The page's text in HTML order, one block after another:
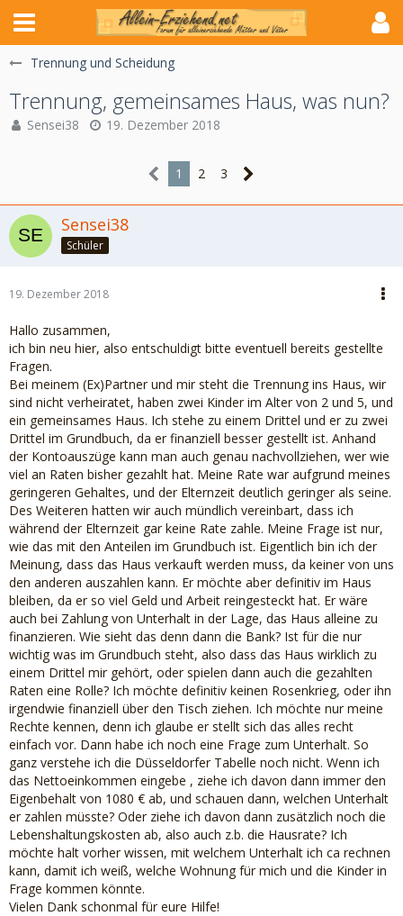
Trennung und Scheidung
Trennung, gemeinsames Haus, was nun?
Sensei38 19. Dezember 2018
1 2 3
Sensei38
Schüler
19. Dezember 2018
Hallo zusammen,
ich bin neu hier, also entschuldigt bitte eventuell bereits gestellte
Fragen.
Bei meinem (Ex)Partner und mir steht die Trennung ins Haus, wir
sind nicht verheiratet, haben zwei Kinder im Alter von 2 und 5, und
ein gemeinsames Haus. Ich stehe zu einem Drittel und er zu zwei
Drittel im Grundbuch, da er finanziell besser gestellt ist. Anhand
der Kontoauszüge kann man auch genau nachvollziehen, wer wie
viel an Raten bisher gezahlt hat. Meine Rate war aufgrund meines
geringeren Gehaltes, und der Elternzeit deutlich geringer als seine.
Des Weiteren hatten wir auch mündlich vereinbart, dass ich
während der Elternzeit gar keine Rate zahle. Meine Frage ist nur,
wie das mit den Anteilen im Grundbuch ist. Eigentlich bin ich der
Meinung, dass das Haus verkauft werden muss, da keiner von uns
den anderen auszahlen kann. Er möchte aber definitiv im Haus
bleiben, da er so viel Geld und Arbeit reingesteckt hat. Er wäre
auch bei Zahlung von Unterhalt in der Lage, das Haus alleine zu
finanzieren. Wie sieht das denn dann die Bank? Ist für die nur
wichtig was im Grundbuch steht, also dass das Haus wirklich zu
einem Drittel mir gehört, oder spielen dann auch die gezahlten
Raten eine Rolle? Ich möchte definitiv keinen Rosenkrieg, oder ihn
irgendwie finanziell über den Tisch ziehen. Ich möchte nur meine
Rechte kennen, denn ich glaube er stellt sich das alles recht
einfach vor. Dann habe ich noch eine Frage zum Unterhalt. So
ganz verstehe ich die Düsseldorfer Tabelle noch nicht. Wenn ich
das Nettoeinkommen eingebe , ziehe ich davon dann immer den
Eigenbehalt von 1080 € ab, und schauen dann, welchen Unterhalt
er zahlen müsste? Oder ziehe ich davon dann zusätzlich noch die
Lebenshaltungskosten ab, also auch z.b. die Hausrate? Ich
möchte halt vorher wissen, mit welchem Unterhalt ich ca rechnen
kann, damit ich weiß, welche Wohnung für mich und die Kinder in
Frage kommen könnte.
Vielen Dank schonmal für eure Hilfe!